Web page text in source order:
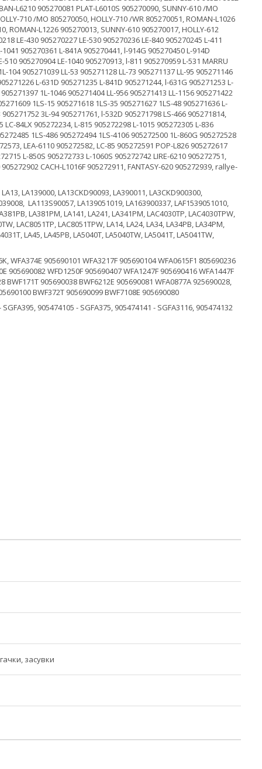
L6210 905270081 PLAT-L6010S 905270090, SUNNY-610 /MO
710 /MO 805270050, HOLLY-710 /WR 805270051, ROMAN-L1026
ROMAN-L1226 905270013, SUNNY-610 905270017, HOLLY-612
LE-430 905270227 LE-530 905270236 LE-840 905270245 L-411
905270361 L-841A 905270441, l-914G 905270450 L-914D
905270904 LE-1040 905270913, l-811 905270959 L-531 MARRU
104 905271039 LL-53 905271128 LL-73 905271137 LL-95 905271146
L-631D 905271235 L-841D 905271244, l-631G 905271253 L-
1L-1046 905271404 LL-956 905271413 LL-1156 905271422
1LS-15 905271618 1LS-35 905271627 1LS-48 905271636 L-
3L-94 905271761, l-532D 905271798 LS-466 905271814,
84LX 905272234, L-815 905272298 L-1015 905272305 L-836
1LS-486 905272494 1LS-4106 905272500 1L-860G 905272528
LEA-6110 905272582, LC-85 905272591 POP-L826 905272617
L-850S 905272733 L-1060S 905272742 LIRE-6210 905272751,
CACH-L1016F 905272911, FANTASY-620 905272939, rallye-
LA139000, LA13CKD90093, LA390011, LA3CKD900300,
LA113S90057, LA139051019, LA163900337, LAF1539051010,
LA381PM, LA141, LA241, LA341PM, LAC4030TP, LAC4030TPW,
LAC8051TP, LAC8051TPW, LA14, LA24, LA34, LA34PB, LA34PM,
LA45, LA45PB, LA5040T, LA5040TW, LA5041T, LA5041TW,
WFA374E 905690101 WFA3217F 905690104 WFA0615F1 805690236
905690082 WFD1250F 905690407 WFA1247F 905690416 WFA1447F
BWF171T 905690038 BWF6212E 905690081 WFA0877A 925690028,
BWF372T 905690099 BWF7108E 905690080
905474105 - SGFA375, 905474141 - SGFA3116, 905474132
засувки